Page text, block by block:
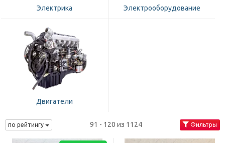
Электрика Электрооборудование
Двигатели
по рейтингу 91 - 120 из 1124 Фильтры